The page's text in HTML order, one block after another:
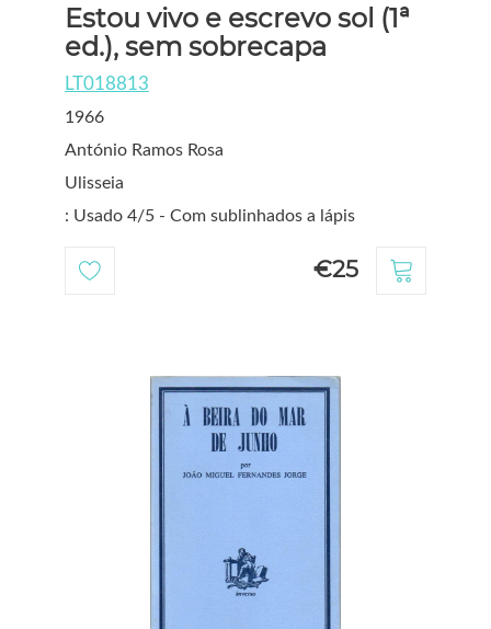
Estou vivo e escrevo sol (1ª
ed.), sem sobrecapa
LT018813
1966
António Ramos Rosa
Ulisseia
: Usado 4/5 - Com sublinhados a lápis
€25